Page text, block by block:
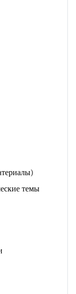
темы